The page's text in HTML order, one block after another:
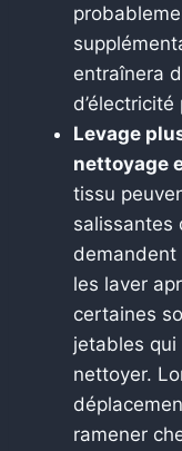
entraînera
Levage
nettoyage
tissu
salissantes
demandent
les laver
certaines
jetables
nettoyer.
ramener